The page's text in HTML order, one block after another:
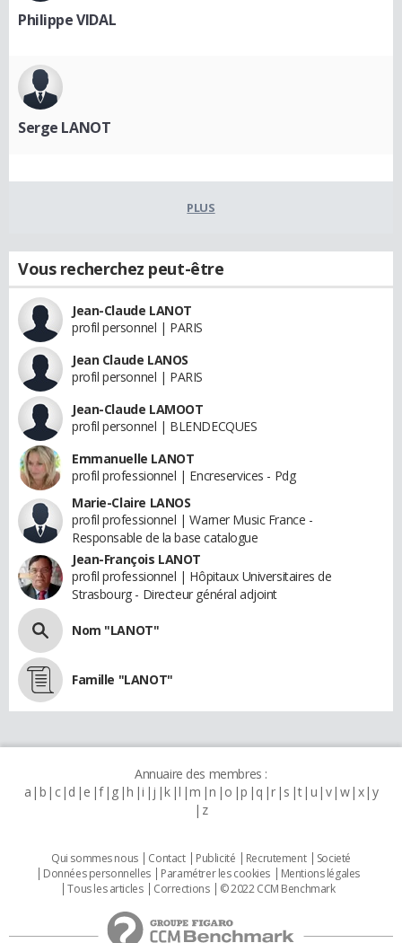
Philippe VIDAL
Serge LANOT
PLUS
Vous recherchez peut-être
Jean-Claude LANOT
profil personnel | PARIS
Jean Claude LANOS
profil personnel | PARIS
Jean-Claude LAMOOT
profil personnel | BLENDECQUES
Emmanuelle LANOT
profil professionnel | Encreservices - Pdg
Marie-Claire LANOS
profil professionnel | Warner Music France -
Responsable de la base catalogue
Jean-François LANOT
profil professionnel | Hôpitaux Universitaires de
Strasbourg - Directeur général adjoint
Nom "LANOT"
Famille "LANOT"
Annuaire des membres :
a b c d e f g h i j k l m n o p q r s t u v w x y
z
Qui sommes nous Contact Publicité Recrutement
Societé
Données personnelles
Paramétrer les cookies
Mentions légales
Tous les articles
Corrections © 2022 CCM Benchmark